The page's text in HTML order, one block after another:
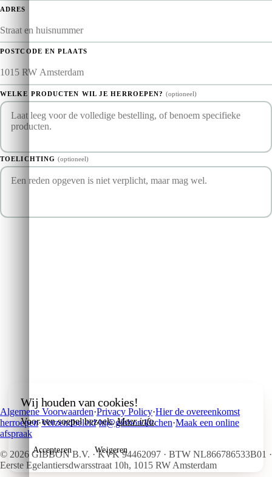
ADRES
POSTCODE EN PLAATS
WELKE PRODUCTEN WIL JE HERROEPEN? (optioneel)
TOELICHTING (optioneel)
→
Algemene Voorwaarden·Privacy Policy·Hier de overeenkomst
herroepen·Verzendbeleid·hi@gibbon.kitchen·Maak een online
afspraak
© 2026 GIBBON B.V. · KVK 94462097 · BTW NL866786533B01 ·
Eerste Egelantiersdwarsstraat 10h, 1015 RW Amsterdam
Wij houden van cookies!
Voor een soepel bezoek. Meer info.
Accepteren Weigeren